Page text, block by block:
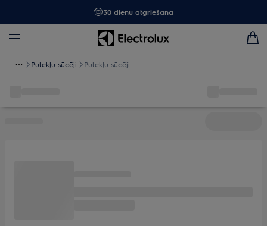
30 dienu atgriešana
Putekļu sūcēji Putekļu sūcēji